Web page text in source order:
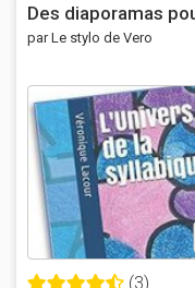
Des diaporamas
par Le stylo de Vero
(3)